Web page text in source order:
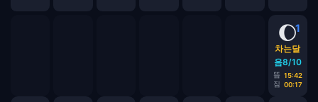
1
🌔
차는달
음8/10
뜸 15:42
짐 00:17